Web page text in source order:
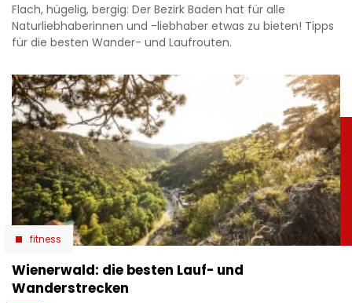
Flach, hügelig, bergig: Der Bezirk Baden hat für alle
Naturliebhaberinnen und -liebhaber etwas zu bieten! Tipps
für die besten Wander- und Laufrouten.
fitness
Wienerwald: die besten Lauf- und
Wanderstrecken